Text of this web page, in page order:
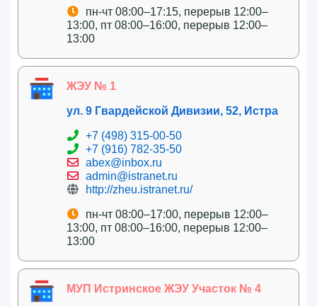
пн-чт 08:00–17:15, перерыв 12:00–
13:00, пт 08:00–16:00, перерыв 12:00–
13:00
ЖЭУ № 1
ул. 9 Гвардейской Дивизии, 52, Истра
+7 (498) 315-00-50
+7 (916) 782-35-50
abex@inbox.ru
admin@istranet.ru
http://zheu.istranet.ru/
пн-чт 08:00–17:00, перерыв 12:00–
13:00, пт 08:00–16:00, перерыв 12:00–
13:00
МУП Истринское ЖЭУ Участок № 4